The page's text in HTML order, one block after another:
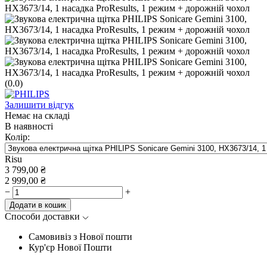
(0.0)
Залишити відгук
Немає на складі
В наявності
Колір:
Risu
3 799,00 ₴
2 999,00 ₴
−
+
Додати в кошик
Способи доставки
Самовивіз з Нової пошти
Кур'єр Нової Пошти